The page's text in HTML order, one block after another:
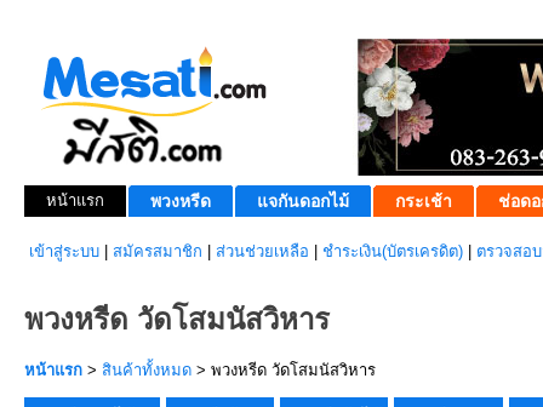
หน้าแรก พวงหรีด แจกันดอกไม้ กระเช้า ช่อดอ
เข้าสู่ระบบ สมัครสมาชิก ส่วนช่วยเหลือ ชำระเงิน(บัตรเครดิต) ตรวจสอ
พวงหรีด วัดโสมนัสวิหาร
หน้าแรก > สินค้าทั้งหมด > พวงหรีด วัดโสมนัสวิหาร